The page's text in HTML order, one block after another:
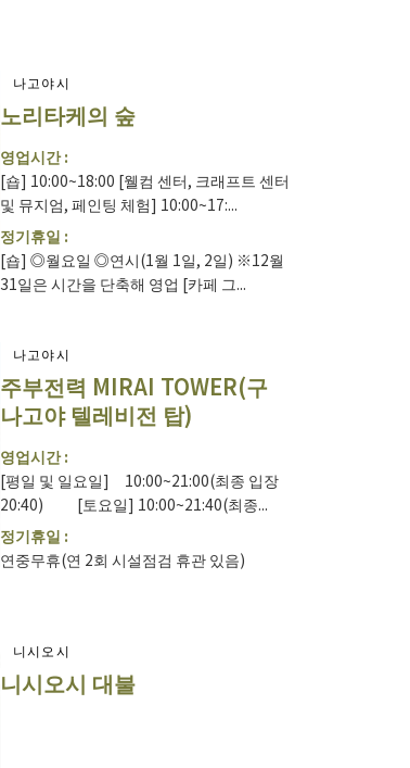
나고야시
노리타케의 숲
영업시간 :
[숍] 10:00~18:00 [웰컴 센터, 크래프트 센터
및 뮤지엄, 페인팅 체험] 10:00~17:...
정기휴일 :
[숍] ◎월요일 ◎연시(1월 1일, 2일) ※12월
31일은 시간을 단축해 영업 [카페 그...
나고야시
주부전력 MIRAI TOWER(구
나고야 텔레비전 탑)
영업시간 :
[평일 및 일요일] 10:00~21:00(최종 입장
20:40) [토요일] 10:00~21:40(최종...
정기휴일 :
연중무휴(연 2회 시설점검 휴관 있음)
니시오시
니시오시 대불